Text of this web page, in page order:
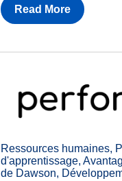
Read More
Ressources humaines,
d'apprentissage,
de Dawson,